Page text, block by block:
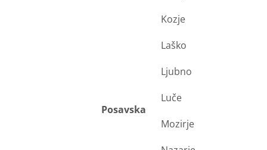
Posavska
Kozje
Laško
Ljubno
Luče
Mozirje